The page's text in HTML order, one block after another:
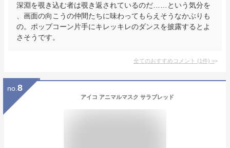
深淵を覗き込む者は覗き返されているのだ……という気分を
、画面の向こうの仲間たちに味わってもらえそうなかぶりも
の。ポップコーン片手にキレッキレのダンスを披露するとよ
さそうです。
全てのおすすめコメント (1件) >
no. 8
アイコ アニマルマスク サラブレッド